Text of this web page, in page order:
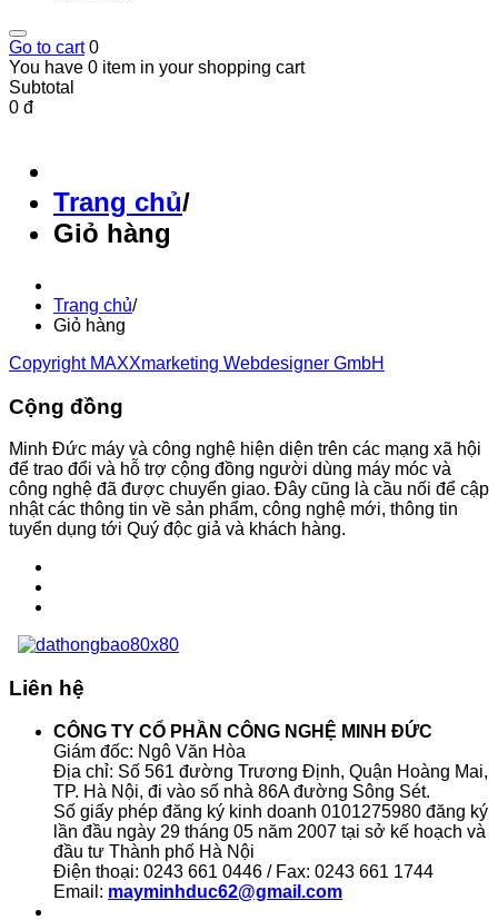
Go to cart 0
You have 0 item in your shopping cart
Subtotal
0 đ
Trang chủ/
Giỏ hàng
Trang chủ/
Giỏ hàng
Copyright MAXXmarketing Webdesigner GmbH
Cộng đồng
Minh Đức máy và công nghệ hiện diện trên các mạng xã hội
để trao đổi và hỗ trợ cộng đồng người dùng máy móc và
công nghệ đã được chuyển giao. Đây cũng là cầu nối để cập
nhật các thông tin về sản phẩm, công nghệ mới, thông tin
tuyển dụng tới Quý độc giả và khách hàng.
Liên hệ
CÔNG TY CỔ PHẦN CÔNG NGHỆ MINH ĐỨC
Giám đốc: Ngô Văn Hòa
Địa chỉ: Số 561 đường Trương Định, Quận Hoàng Mai,
TP. Hà Nội, đi vào số nhà 86A đường Sông Sét.
Số giấy phép đăng ký kinh doanh 0101275980 đăng ký
lần đầu ngày 29 tháng 05 năm 2007 tại sở kế hoạch và
đầu tư Thành phố Hà Nội
Điện thoại: 0243 661 0446 / Fax: 0243 661 1744
Email: mayminhduc62@gmail.com